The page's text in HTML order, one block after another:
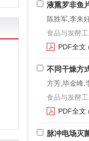
液熏罗非鱼
陈胜军,李来
食品与发酵
PDF全文
不同干燥方
方芳,毕金峰,
食品与发酵
PDF全文
脉冲电场灭